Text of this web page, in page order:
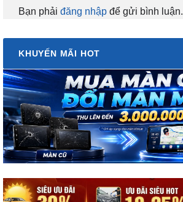
Bạn phải đăng nhập để gửi bình luận.
KHUYẾN MÃI HOT